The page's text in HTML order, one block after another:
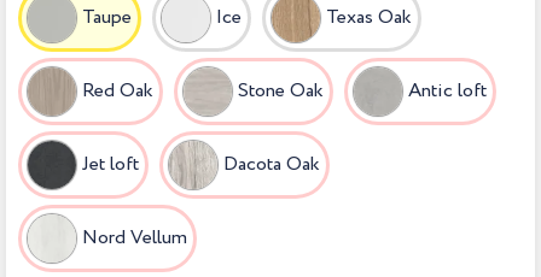
Taupe Ice Texas Oak
Red Oak Stone Oak Antic loft
Jet loft Dacota Oak
Nord Vellum